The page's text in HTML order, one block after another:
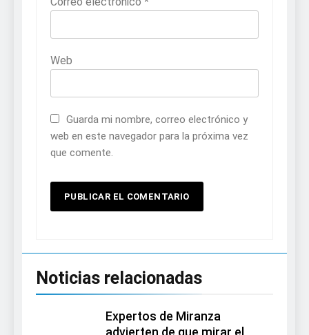
Web
Guarda mi nombre, correo electrónico y
web en este navegador para la próxima vez
que comente.
Noticias relacionadas
Expertos de Miranza